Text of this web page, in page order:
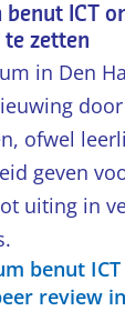
ICT
te zetten
in Den
ofwel
geven
uiting in
benut
review